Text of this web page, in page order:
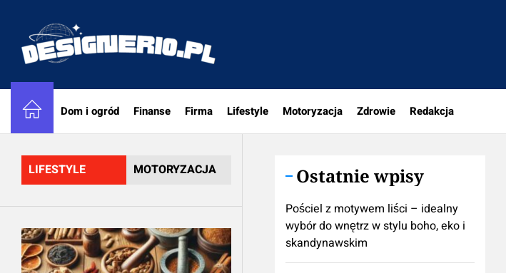
content
Dom i ogród Finanse Firma Lifestyle Motoryzacja Zdrowie Redakcja
LIFESTYLE MOTORYZACJA Ostatnie wpisy
Pościel z motywem liści – idealny
wybór do wnętrz w stylu boho, eko i
skandynawskim